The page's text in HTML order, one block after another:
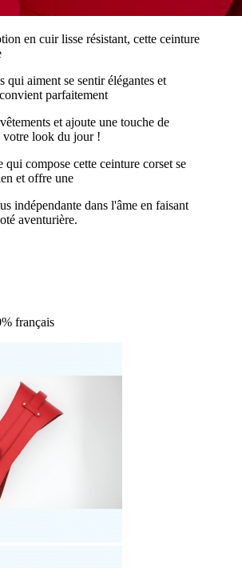
en cuir lisse résistant, cette ceinture
qui aiment se sentir élégantes et
parfaitement
et ajoute une touche de
votre look du jour !
qui compose cette ceinture corset se
et offre une
indépendante dans l'âme en faisant
aventurière.
français